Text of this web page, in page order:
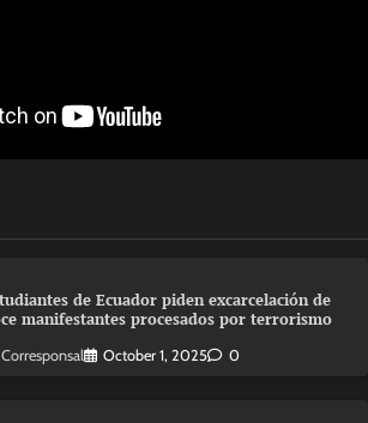
de Ecuador piden excarcelación de
manifestantes procesados por terrorismo
Corresponsal October 1, 2025 0